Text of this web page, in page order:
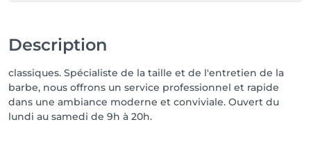
Description
classiques. Spécialiste de la taille et de l'entretien de la
barbe, nous offrons un service professionnel et rapide
dans une ambiance moderne et conviviale. Ouvert du